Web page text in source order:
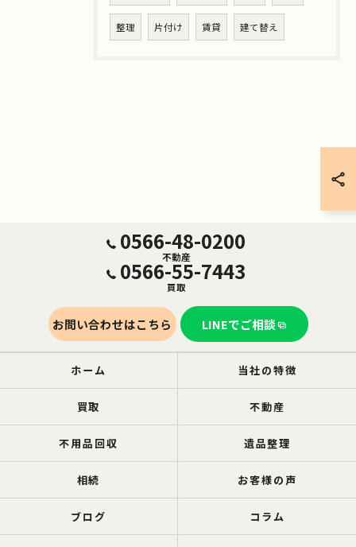
整理 片付け 賃貸 建て替え
0566-48-0200
不動産
0566-55-7443
買取
お問い合わせはこちら LINEでご相談
ホーム 当社の特徴
買取 不動産
不用品回収 遺品整理
相続 お客様の声
ブログ コラム